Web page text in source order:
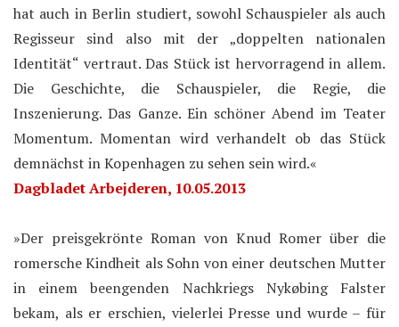
hat auch in Berlin studiert, sowohl Schauspieler als auch
Regisseur sind also mit der „doppelten nationalen
Identität“ vertraut. Das Stück ist hervorragend in allem.
Die Geschichte, die Schauspieler, die Regie, die
Inszenierung. Das Ganze. Ein schöner Abend im Teater
Momentum. Momentan wird verhandelt ob das Stück
demnächst in Kopenhagen zu sehen sein wird.«
Dagbladet Arbejderen, 10.05.2013
»Der preisgekrönte Roman von Knud Romer über die
romersche Kindheit als Sohn von einer deutschen Mutter
in einem beengenden Nachkriegs Nykøbing Falster
bekam, als er erschien, vielerlei Presse und wurde – für